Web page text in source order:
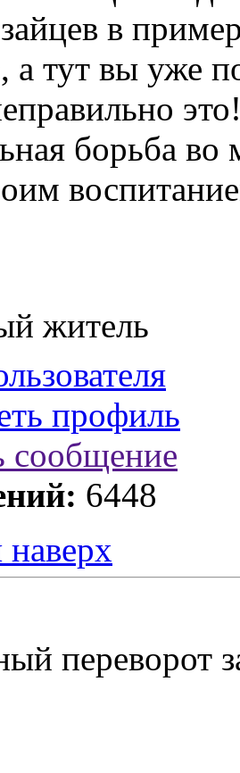
в
а тут вы уже
борьба во
житель
профиль
сообщение
6448
наверх
переворот